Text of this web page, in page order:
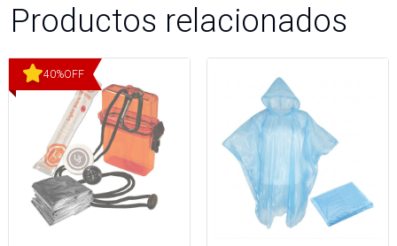
Productos relacionados
40%OFF